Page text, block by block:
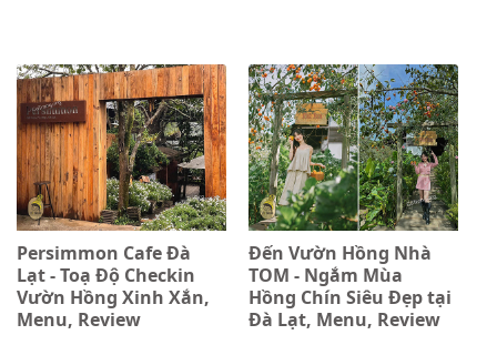
Persimmon Cafe Đà
Lạt - Toạ Độ Checkin
Vườn Hồng Xinh Xắn,
Menu, Review
Đến Vườn Hồng Nhà
TOM - Ngắm Mùa
Hồng Chín Siêu Đẹp tại
Đà Lạt, Menu, Review